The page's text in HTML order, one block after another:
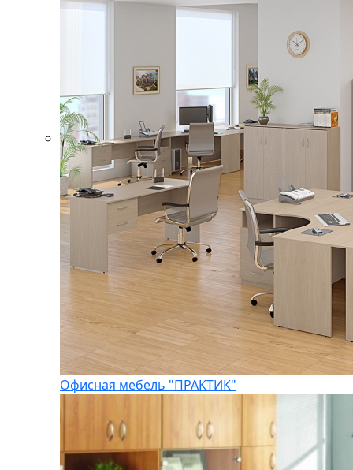
Офисная мебель "ПРАКТИК"